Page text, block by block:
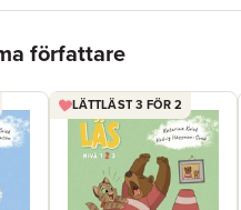
författare
LÄTTLÄST 3 FÖR 2